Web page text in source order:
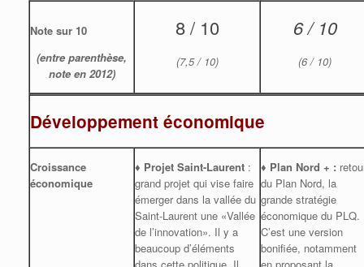
Note sur 10
(entre parenthèse,
note en 2012)
8 / 10
(7,5 / 10)
6 / 10
(6 / 10)
Développement économique
Croissance
économique
♦ Projet Saint-Laurent :
grand projet qui vise faire
émerger dans la vallée du
Saint-Laurent une «Vallée
de l’innovation». Il y a
beaucoup d’éléments
♦ Plan Nord + :
du Plan Nord, la
grande stratégie
économique du PLQ.
C’est une version
bonifiée, notamment